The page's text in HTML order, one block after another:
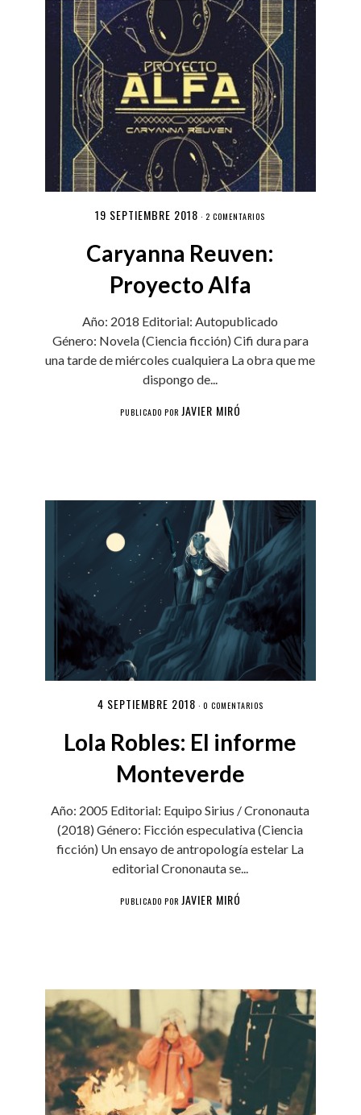
19 SEPTIEMBRE 2018 ·2 COMENTARIOS
Caryanna Reuven:
Proyecto Alfa
Año: 2018 Editorial: Autopublicado
Género: Novela (Ciencia ficción) Cifi dura para
una tarde de miércoles cualquiera La obra que me
dispongo de...
PUBLICADO POR JAVIER MIRÓ
4 SEPTIEMBRE 2018 · 0 COMENTARIOS
Lola Robles: El informe
Monteverde
Año: 2005 Editorial: Equipo Sirius / Crononauta
(2018) Género: Ficción especulativa (Ciencia
ficción) Un ensayo de antropología estelar La
editorial Crononauta se...
PUBLICADO POR JAVIER MIRÓ